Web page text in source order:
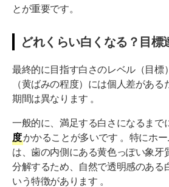
とが重要です。
どれくらい白くなる？目標
最終的に目指す白さのレベル（目標
（黄ばみの程度）には個人差があ
期間は異なります 。
一般的に、満足する白さになるまで
度かかることが多いです 。特にホ
は、歯の内側にある黄色っぽい象牙
分解するため、自然で透明感のある
いう特徴があります 。